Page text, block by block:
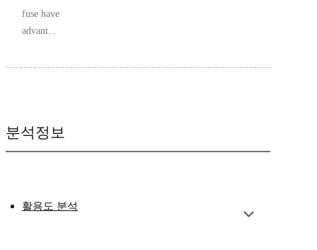
fuse have
advant...
분석정보
활용도 분석